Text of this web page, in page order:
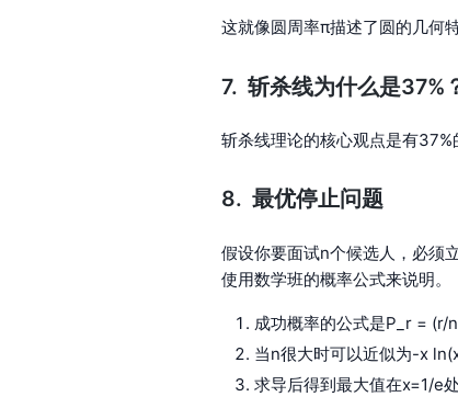
这就像圆周率π描述了圆的几何
斩杀线为什么是37%
斩杀线理论的核心观点是有
最优停止问题
假设你要面试n个候选人，必须
使用数学班的概率公式来说明。
成功概率的公式是P_r = (r/
当n很大时可以近似为-x
求导后得到最大值在x=1/e处